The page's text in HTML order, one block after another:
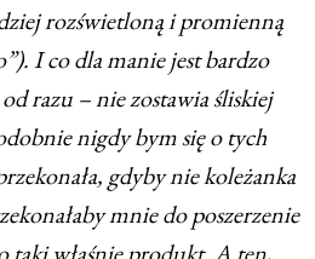
rozświetloną i promienną
I co dla manie jest bardzo
razu – nie zostawia śliskiej
nigdy bym się o tych
gdyby nie koleżanka
mnie do poszerzenie